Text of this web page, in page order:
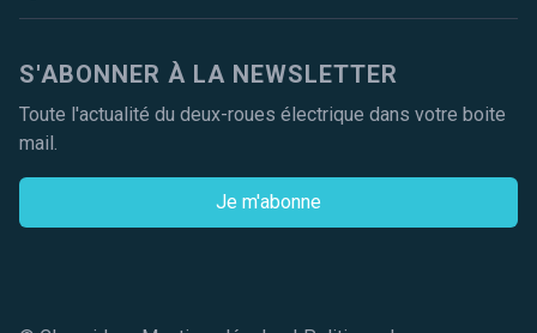
S'ABONNER À LA NEWSLETTER
Toute l'actualité du deux-roues électrique dans votre boite
mail.
Je m'abonne